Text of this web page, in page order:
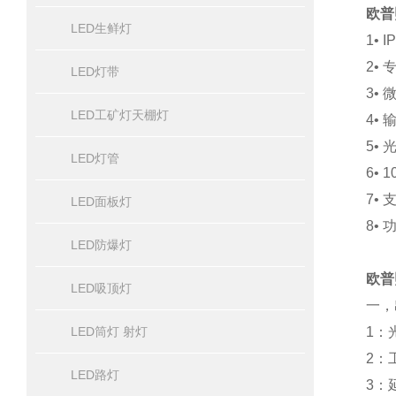
LED生鲜灯
LED灯带
LED工矿灯天棚灯
LED灯管
LED面板灯
LED防爆灯
LED吸顶灯
LED筒灯 射灯
LED路灯
欧
1•
2•
3•
4•
5•
6•
7•
8•
欧
一
1：
2：
3：